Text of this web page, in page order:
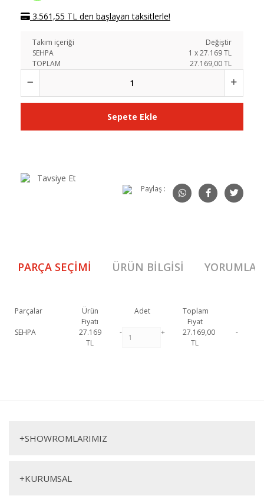
3.561,55 TL den başlayan taksitlerle!
Takım içeriği
Değiştir
SEHPA
1 x27.169TL
TOPLAM
27.169,00 TL
Sepete Ekle
Tavsiye Et
Paylaş :
PARÇA SEÇIMI ÜRÜN BILGISI YORUMLAR
Parçalar
Ürün
Fiyatı
Adet
Toplam
Fiyat
SEHPA
27.169
TL
- +
27.169,00
TL
-
005 Sehpa
+SHOWROMLARIMIZ
+KURUMSAL